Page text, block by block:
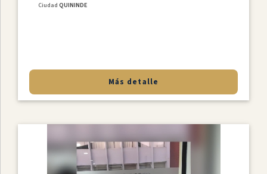
Ciudad QUININDE
Más detalle